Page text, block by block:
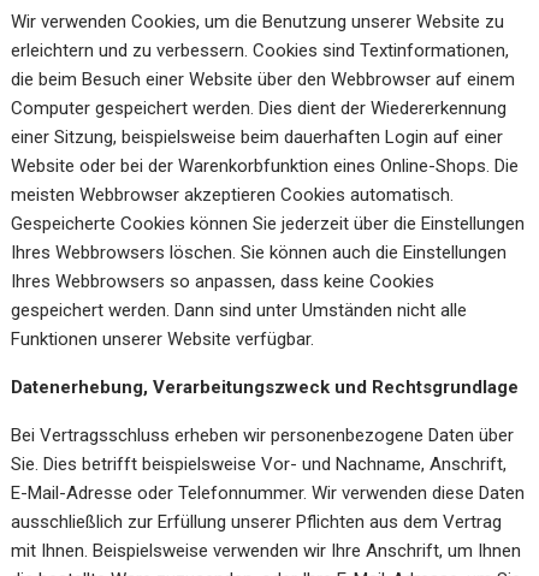
Wir verwenden Cookies, um die Benutzung unserer Website zu
erleichtern und zu verbessern. Cookies sind Textinformationen,
die beim Besuch einer Website über den Webbrowser auf einem
Computer gespeichert werden. Dies dient der Wiedererkennung
einer Sitzung, beispielsweise beim dauerhaften Login auf einer
Website oder bei der Warenkorbfunktion eines Online-Shops. Die
meisten Webbrowser akzeptieren Cookies automatisch.
Gespeicherte Cookies können Sie jederzeit über die Einstellungen
Ihres Webbrowsers löschen. Sie können auch die Einstellungen
Ihres Webbrowsers so anpassen, dass keine Cookies
gespeichert werden. Dann sind unter Umständen nicht alle
Funktionen unserer Website verfügbar.
Datenerhebung, Verarbeitungszweck und Rechtsgrundlage
Bei Vertragsschluss erheben wir personenbezogene Daten über
Sie. Dies betrifft beispielsweise Vor- und Nachname, Anschrift,
E-Mail-Adresse oder Telefonnummer. Wir verwenden diese Daten
ausschließlich zur Erfüllung unserer Pflichten aus dem Vertrag
mit Ihnen. Beispielsweise verwenden wir Ihre Anschrift, um Ihnen